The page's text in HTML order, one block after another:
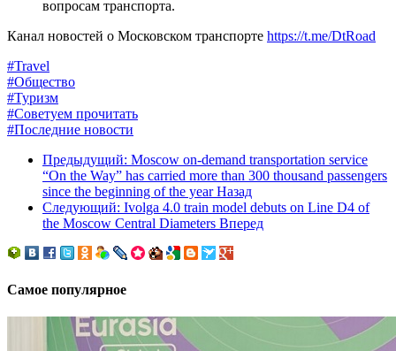
вопросам транспорта.
Канал новостей о Московском транспорте https://t.me/DtRoad
#Travel
#Общество
#Туризм
#Советуем прочитать
#Последние новости
Предыдущий: Moscow on-demand transportation service
“On the Way” has carried more than 300 thousand passengers
since the beginning of the yearНазад
Следующий: Ivolga 4.0 train model debuts on Line D4 of
the Moscow Central Diameters Вперед
Самое популярное